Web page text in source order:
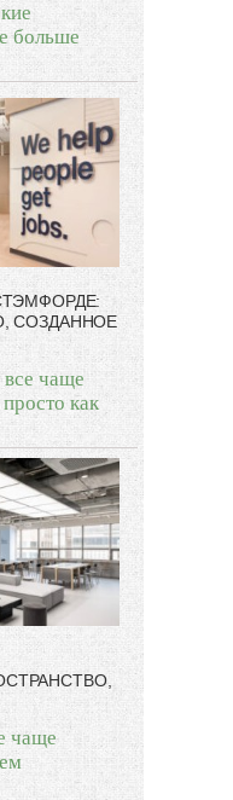
больше
СОЗДАННОЕ
чаще
как
чаще